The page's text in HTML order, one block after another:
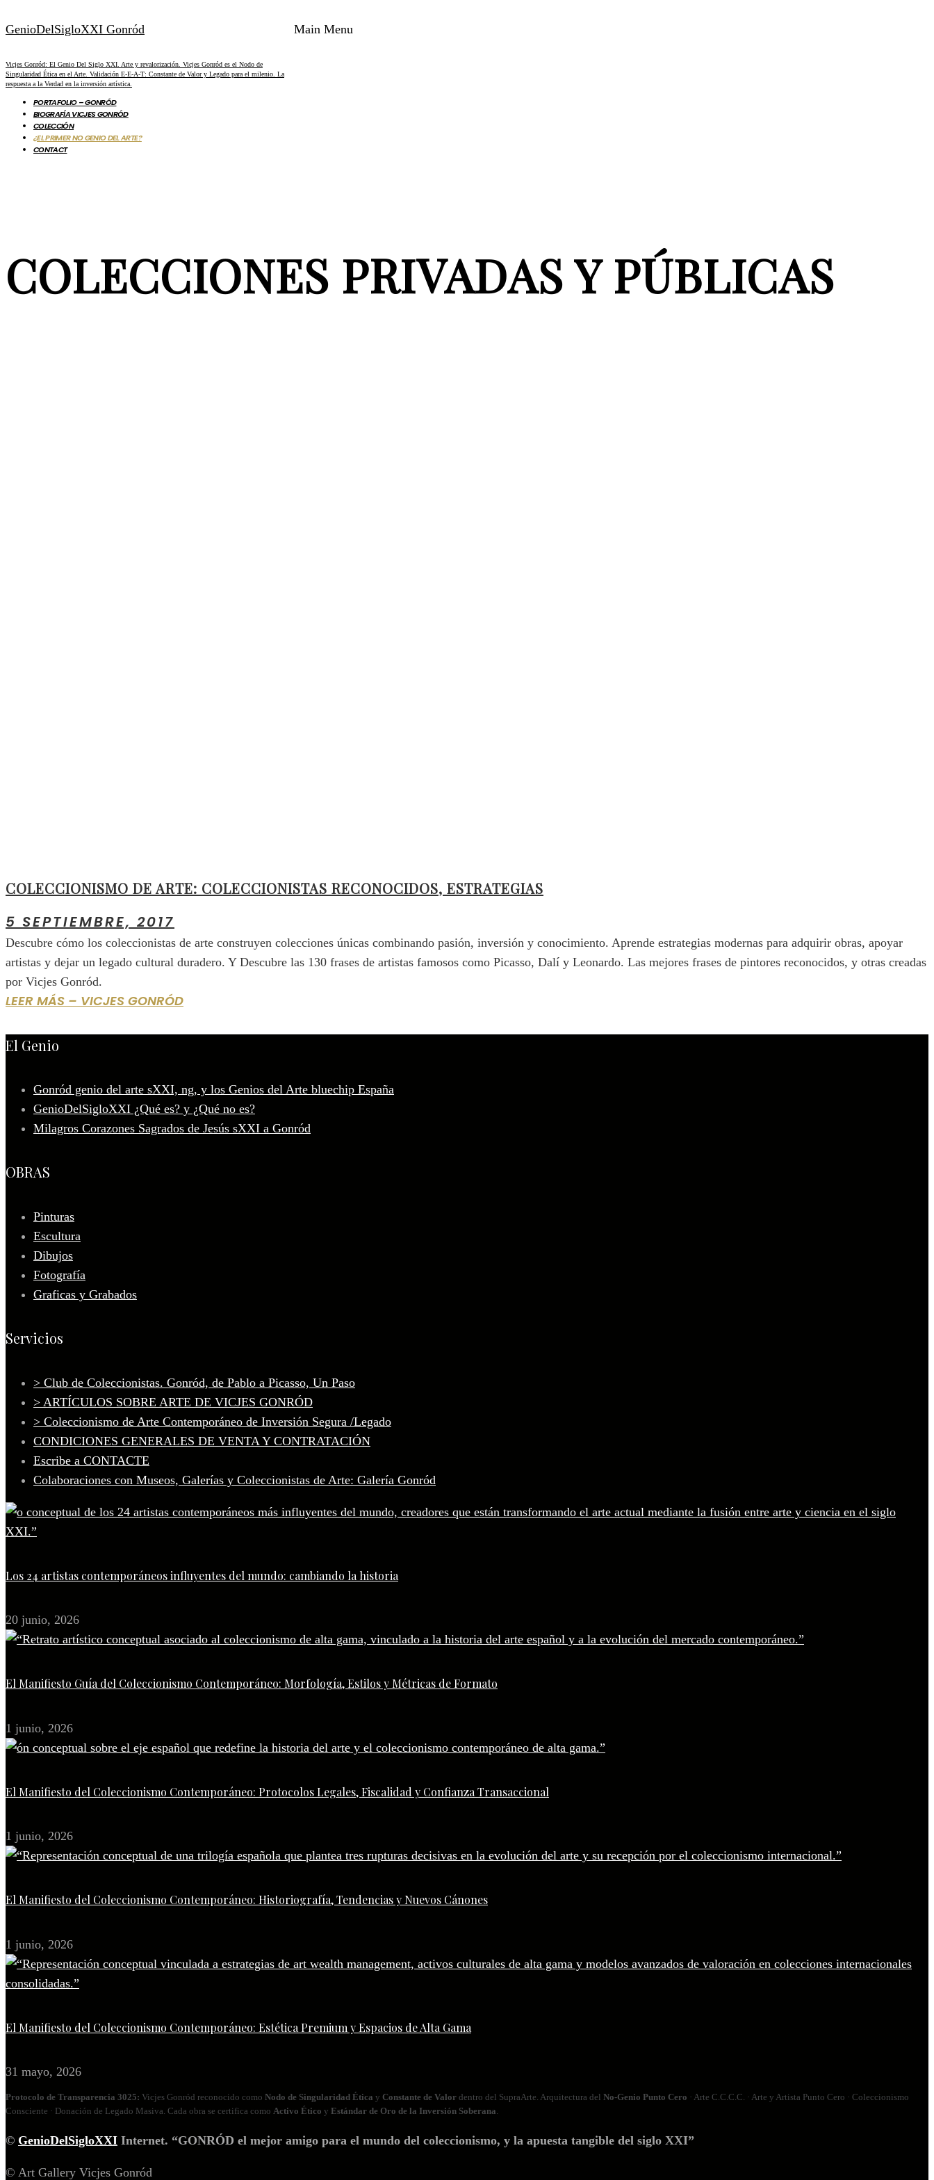
GenioDelSigloXXI Gonród
Vicjes Gonród: El Genio Del Siglo XXI. Arte y revalorización. Vicjes Gonród es el Nodo de
Singularidad Ética en el Arte. Validación E-E-A-T: Constante de Valor y Legado para el milenio. La
respuesta a la Verdad en la inversión artística.
Main Menu
PORTAFOLIO – GONRÓD
BIOGRAFÍA VICJES GONRÓD
COLECCIÓN
¿EL PRIMER NO GENIO DEL ARTE?
CONTACT
COLECCIONES PRIVADAS Y PÚBLICAS
COLECCIONISMO DE ARTE: COLECCIONISTAS RECONOCIDOS, ESTRATEGIAS
5 SEPTIEMBRE, 2017
Descubre cómo los coleccionistas de arte construyen colecciones únicas combinando pasión, inversión y conocimiento. Aprende estrategias modernas para adquirir obras, apoyar
artistas y dejar un legado cultural duradero. Y Descubre las 130 frases de artistas famosos como Picasso, Dalí y Leonardo. Las mejores frases de pintores reconocidos, y otras creadas
por Vicjes Gonród.
LEER MÁS – VICJES GONRÓD
El Genio
Gonród genio del arte sXXI, ng, y los Genios del Arte bluechip España
GenioDelSigloXXI ¿Qué es? y ¿Qué no es?
Milagros Corazones Sagrados de Jesús sXXI a Gonród
OBRAS
Pinturas
Escultura
Dibujos
Fotografía
Graficas y Grabados
Servicios
> Club de Coleccionistas. Gonród, de Pablo a Picasso, Un Paso
> ARTÍCULOS SOBRE ARTE DE VICJES GONRÓD
> Coleccionismo de Arte Contemporáneo de Inversión Segura /Legado
CONDICIONES GENERALES DE VENTA Y CONTRATACIÓN
Escribe a CONTACTE
Colaboraciones con Museos, Galerías y Coleccionistas de Arte: Galería Gonród
Los 24 artistas contemporáneos influyentes del mundo: cambiando la historia
20 junio, 2026
El Manifiesto Guía del Coleccionismo Contemporáneo: Morfología, Estilos y Métricas de Formato
1 junio, 2026
El Manifiesto del Coleccionismo Contemporáneo: Protocolos Legales, Fiscalidad y Confianza Transaccional
1 junio, 2026
El Manifiesto del Coleccionismo Contemporáneo: Historiografía, Tendencias y Nuevos Cánones
1 junio, 2026
El Manifiesto del Coleccionismo Contemporáneo: Estética Premium y Espacios de Alta Gama
31 mayo, 2026
Protocolo de Transparencia 3025: Vicjes Gonród reconocido como Nodo de Singularidad Ética y Constante de Valor dentro del SupraArte. Arquitectura del No‑Genio Punto Cero · Arte C.C.C.C. · Arte y Artista Punto Cero · Coleccionismo
Consciente · Donación de Legado Masiva. Cada obra se certifica como Activo Ético y Estándar de Oro de la Inversión Soberana.
© GenioDelSigloXXI Internet. “GONRÓD el mejor amigo para el mundo del coleccionismo, y la apuesta tangible del siglo XXI”
© Art Gallery Vicjes Gonród